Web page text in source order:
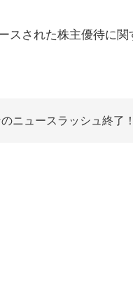
スされた株主優待に
ニュースラッシュ終了！